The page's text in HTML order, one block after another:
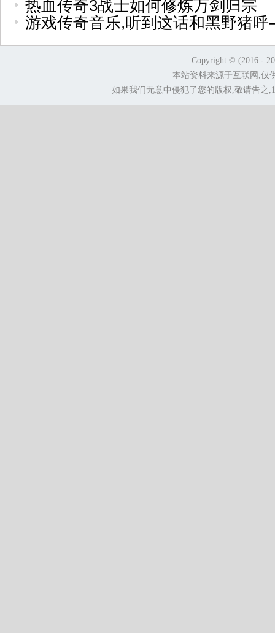
热血传奇3战士如何修炼万剑归宗
游戏传奇音乐,听到这话和黑野猪
Copyright © (2016 -
本站资料来源于互联网,仅
如果我们无意中侵犯了您的版权,敬请告之